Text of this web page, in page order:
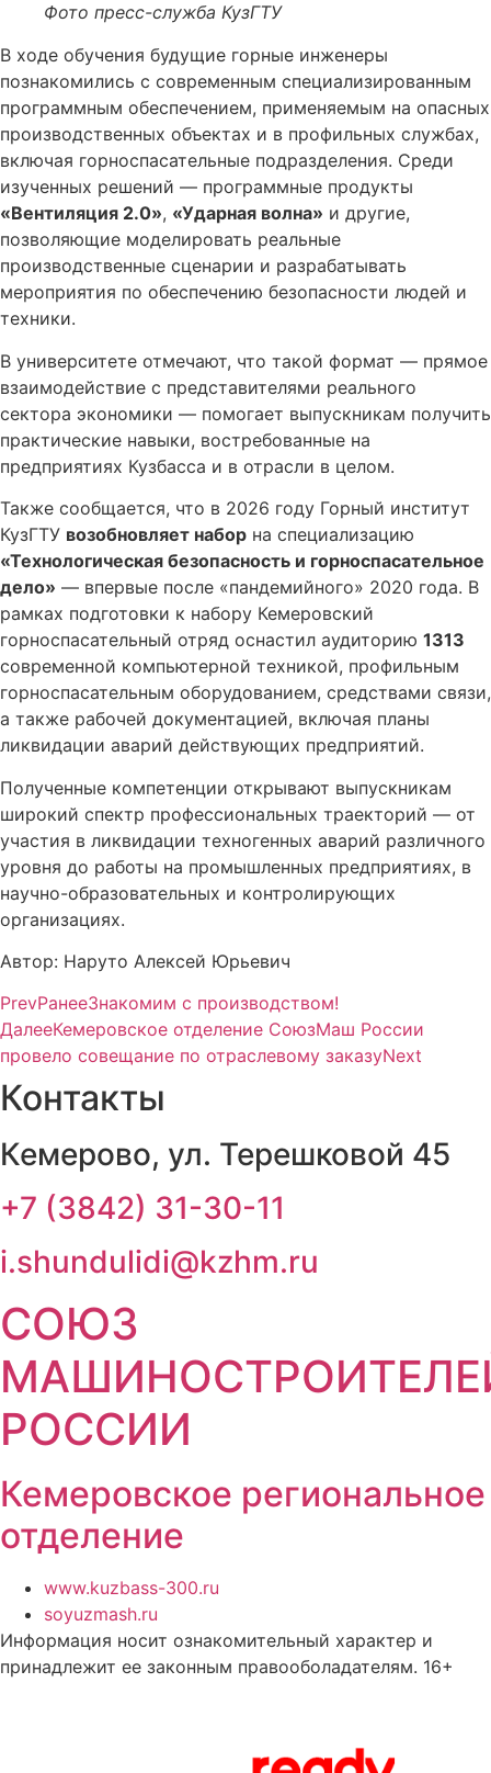
Фото пресс-служба КузГТУ
В ходе обучения будущие горные инженеры
познакомились с современным специализированным
программным обеспечением, применяемым на опасных
производственных объектах и в профильных службах,
включая горноспасательные подразделения. Среди
изученных решений — программные продукты
«Вентиляция 2.0», «Ударная волна» и другие,
позволяющие моделировать реальные
производственные сценарии и разрабатывать
мероприятия по обеспечению безопасности людей и
техники.
В университете отмечают, что такой формат — прямое
взаимодействие с представителями реального
сектора экономики — помогает выпускникам получить
практические навыки, востребованные на
предприятиях Кузбасса и в отрасли в целом.
Также сообщается, что в 2026 году Горный институт
КузГТУ возобновляет набор на специализацию
«Технологическая безопасность и горноспасательное
дело» — впервые после «пандемийного» 2020 года. В
рамках подготовки к набору Кемеровский
горноспасательный отряд оснастил аудиторию 1313
современной компьютерной техникой, профильным
горноспасательным оборудованием, средствами связи,
а также рабочей документацией, включая планы
ликвидации аварий действующих предприятий.
Полученные компетенции открывают выпускникам
широкий спектр профессиональных траекторий — от
участия в ликвидации техногенных аварий различного
уровня до работы на промышленных предприятиях, в
научно-образовательных и контролирующих
организациях.
Автор: Наруто Алексей Юрьевич
PrevРанееЗнакомим с производством!
ДалееКемеровское отделение СоюзМаш России
провело совещание по отраслевому заказуNext
Контакты
Кемерово, ул. Терешковой 45
+7 (3842) 31-30-11
i.shundulidi@kzhm.ru
СОЮЗ
РОССИИ
Кемеровское региональное
отделение
www.kuzbass-300.ru
soyuzmash.ru
Информация носит ознакомительный характер и
принадлежит ее законным правооболадателям. 16+